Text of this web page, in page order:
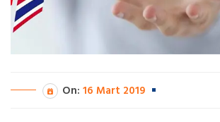
On: 16 Mart 2019